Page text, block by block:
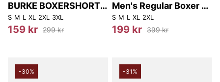
BURKE BOXERSHORTS
3-P
S M L XL 2XL 3XL
159 kr 299 kr
Men's Regular Boxer 3-
p
S M L XL 2XL
199 kr 399 kr
-30% -31%